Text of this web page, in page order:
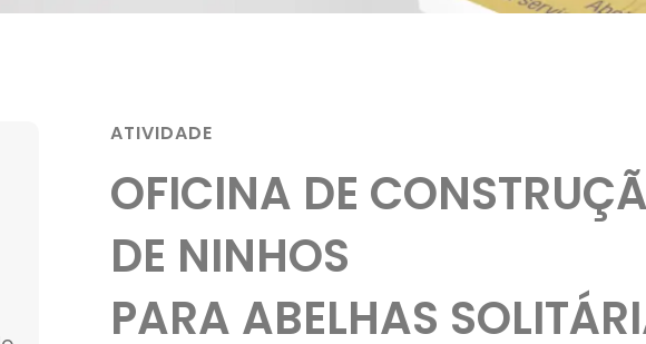
ATIVIDADE
OFICINA DE
DE NINHOS
PARA ABELHAS